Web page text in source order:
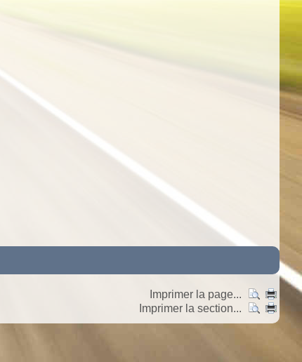
Imprimer la page...
Imprimer la section...